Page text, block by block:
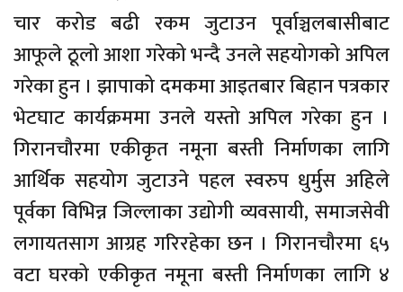
चार करोड बढी रकम जुटाउन पूर्वाञ्चलबासीबाट
आफूले ठूलो आशा गरेको भन्दै उनले सहयोगको अपिल
गरेका हुन । झापाको दमकमा आइतबार बिहान पत्रकार
भेटघाट कार्यक्रममा उनले यस्तो अपिल गरेका हुन ।
गिरानचौरमा एकीकृत नमूना बस्ती निर्माणका लागि
आर्थिक सहयोग जुटाउने पहल स्वरुप धुर्मुस अहिले
पूर्वका विभिन्न जिल्लाका उद्योगी व्यवसायी, समाजसेवी
लगायतसाग आग्रह गरिरहेका छन । गिरानचौरमा ६५
वटा घरको एकीकृत नमूना बस्ती निर्माणका लागि ४